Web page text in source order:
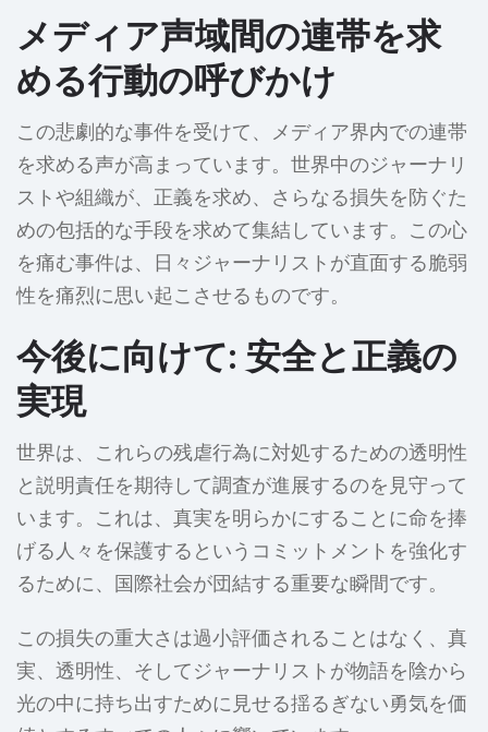
メディア声域間の連帯を求
める行動の呼びかけ
この悲劇的な事件を受けて、メディア界内での連帯
を求める声が高まっています。世界中のジャーナリ
ストや組織が、正義を求め、さらなる損失を防ぐた
めの包括的な手段を求めて集結しています。この心
を痛む事件は、日々ジャーナリストが直面する脆弱
性を痛烈に思い起こさせるものです。
今後に向けて: 安全と正義の
実現
世界は、これらの残虐行為に対処するための透明性
と説明責任を期待して調査が進展するのを見守って
います。これは、真実を明らかにすることに命を捧
げる人々を保護するというコミットメントを強化す
るために、国際社会が団結する重要な瞬間です。
この損失の重大さは過小評価されることはなく、真
実、透明性、そしてジャーナリストが物語を陰から
光の中に持ち出すために見せる揺るぎない勇気を価